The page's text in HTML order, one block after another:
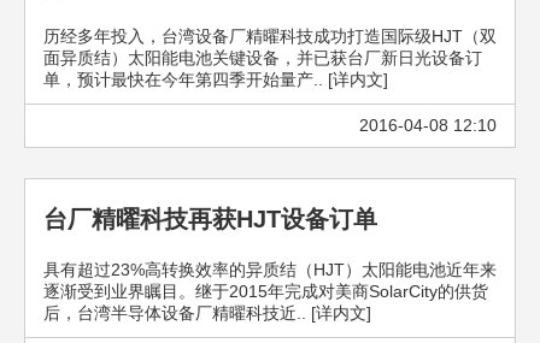
历经多年投入，台湾设备厂精曜科技成功打造国际级HJT（双
面异质结）太阳能电池关键设备，并已获台厂新日光设备订
单，预计最快在今年第四季开始量产.. [详内文]
2016-04-08 12:10
台厂精曜科技再获HJT设备订单
具有超过23%高转换效率的异质结（HJT）太阳能电池近年来
逐渐受到业界瞩目。继于2015年完成对美商SolarCity的供货
后，台湾半导体设备厂精曜科技近.. [详内文]